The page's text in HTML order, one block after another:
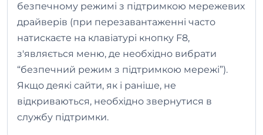
безпечному режимі з підтримкою мережевих
драйверів (при перезавантаженні часто
натискаєте на клавіатурі кнопку F8,
з'являється меню, де необхідно вибрати
“безпечний режим з підтримкою мережі”).
Якщо деякі сайти, як і раніше, не
відкриваються, необхідно звернутися в
службу підтримки.